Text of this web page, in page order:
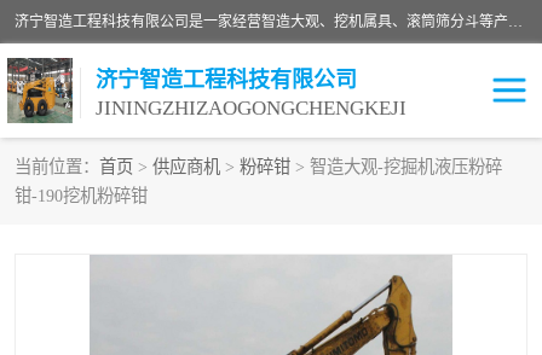
济宁智造工程科技有限公司是一家经营智造大观、挖机属具、滚筒筛分斗等产品的滑移装载机厂家。济宁智造工程科技有限公司奉行以质量赢得用户，诚信为本，互利共赢的宗旨，依靠雄厚的技术力量，科学的管理制度，先进的加工检测设备，始终坚持以客户为中心，免费咨询！
济宁智造工程科技有限公司
JININGZHIZAOGONGCHENGKEJI
当前位置： 首页 > 供应商机 > 粉碎钳 > 智造大观-挖掘机液压粉碎
钳-190挖机粉碎钳
振动夯
移动破碎机
粉碎钳